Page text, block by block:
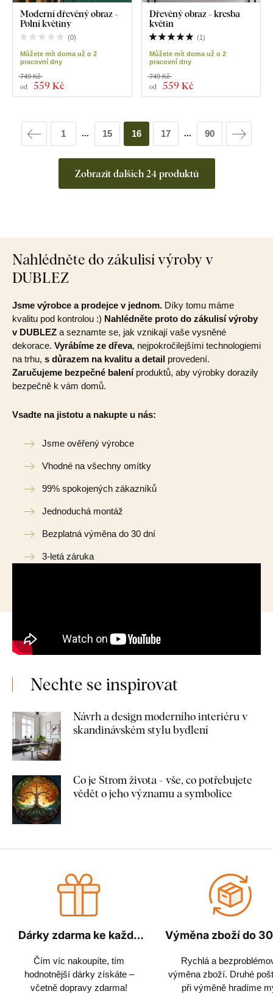
Moderní dřevěný obraz -
Polní květiny
(0)
Můžete mít doma už o 2
pracovní dny
od 559 Kč
749 Kč
Dřevěný obraz - kresba
květin
(1)
Můžete mít doma už o 2
pracovní dny
od 559 Kč
749 Kč
Zobrazit dalších 24 produktů
1 ... 15 16 17 ... 90
Nahlédněte do zákulisí výroby v
DUBLEZ
Jsme výrobce a prodejce v jednom. Díky tomu máme
kvalitu pod kontrolou :) Nahlédněte proto do zákulisí výroby
v DUBLEZ a seznamte se, jak vznikají vaše vysněné
dekorace. Vyrábíme ze dřeva, nejpokročilejšími technologiemi
na trhu, s důrazem na kvalitu a detail provedení.
Zaručujeme bezpečné baleníproduktů, aby výrobky dorazily
bezpečně k vám domů.
Vsadte na jistotu a nakupte u nás:
Jsme ověřený výrobce
Vhodné na všechny omítky
99% spokojených zákazníků
Jednoduchá montáž
Bezplatná výměna do 30 dní
3-letá záruka
Nechte se inspirovat
Návrh a design moderního interiéru v
skandinávském stylu bydlení
Co je Strom života - vše, co potřebujete
vědět o jeho významu a symbolice
Dárky zdarma ke každé
Čím víc nakoupíte, tím
hodnotnější dárky získáte –
včetně dopravy zdarma!
Výměna zboží do
Rychlá a
výměna zboží. Druhé
při výměně hradíme